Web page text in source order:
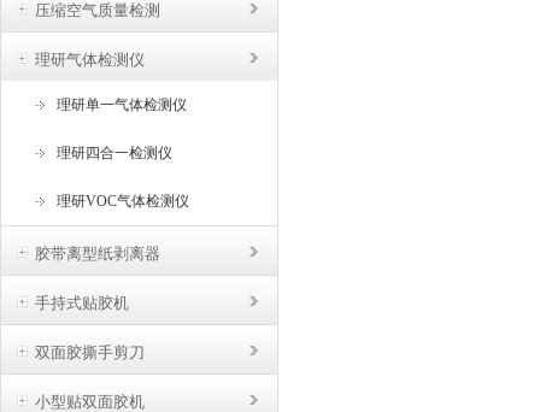
压缩空气质量检测
理研气体检测仪
理研单一气体检测仪
理研四合一检测仪
理研VOC气体检测仪
胶带离型纸剥离器
手持式贴胶机
双面胶撕手剪刀
小型贴双面胶机